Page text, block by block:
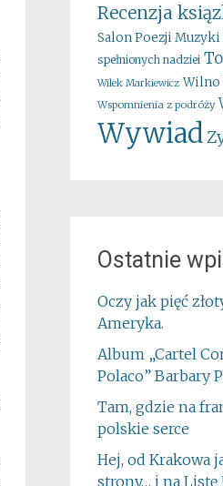
Recenzja
Salon Poezji Muzyki
spełnionych nadziei
Wilek Markiewicz Wilno
Wspomnienia z podróży
Wywiad
Ostatnie
Oczy jak pięć
Ameryka.
Album „Cartel
Polaco” Barbary
Tam, gdzie na
polskie serce
Hej, od Krakowa
strony… i na Listę